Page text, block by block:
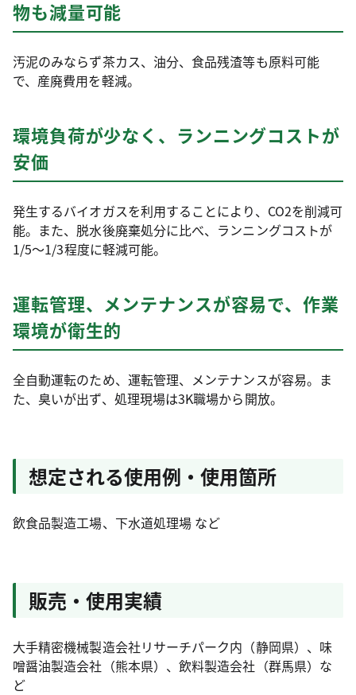
物も減量可能
汚泥のみならず茶カス、油分、食品残渣等も原料可能
で、産廃費用を軽減。
環境負荷が少なく、ランニングコストが
安価
発生するバイオガスを利用することにより、CO2を削減可
能。また、脱水後廃棄処分に比べ、ランニングコストが
1/5～1/3程度に軽減可能。
運転管理、メンテナンスが容易で、作業
環境が衛生的
全自動運転のため、運転管理、メンテナンスが容易。ま
た、臭いが出ず、処理現場は3K職場から開放。
想定される使用例・使用箇所
飲食品製造工場、下水道処理場 など
販売・使用実績
大手精密機械製造会社リサーチパーク内（静岡県）、味
噌醤油製造会社（熊本県）、飲料製造会社（群馬県）な
ど